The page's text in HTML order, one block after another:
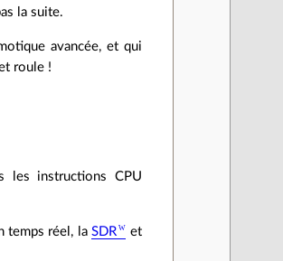
la suite.
avancée, et qui
roule !
les instructions CPU
temps réel, laSDR
et